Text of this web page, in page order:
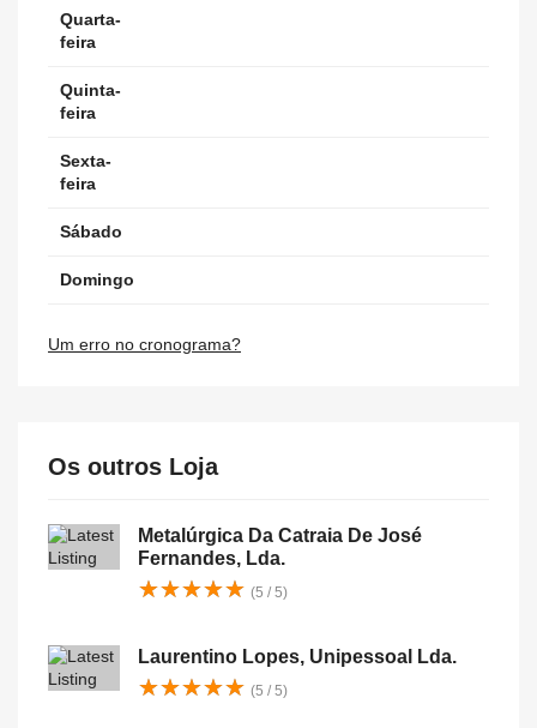
Quarta-
feira
Quinta-
feira
Sexta-
feira
Sábado
Domingo
Um erro no cronograma?
Os outros Loja
Metalúrgica Da Catraia De José
Fernandes, Lda.
★★★★★
★★★★★ (5 / 5)
Laurentino Lopes, Unipessoal Lda.
★★★★★
★★★★★ (5 / 5)